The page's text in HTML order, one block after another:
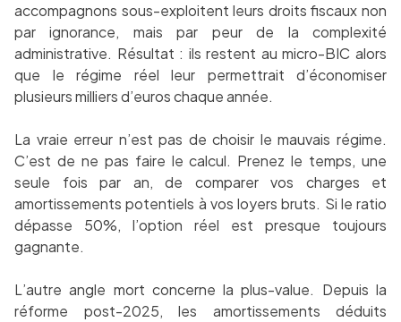
accompagnons sous-exploitent leurs droits fiscaux non
par ignorance, mais par peur de la complexité
administrative. Résultat : ils restent au micro-BIC alors
que le régime réel leur permettrait d’économiser
plusieurs milliers d’euros chaque année.
La vraie erreur n’est pas de choisir le mauvais régime.
C’est de ne pas faire le calcul. Prenez le temps, une
seule fois par an, de comparer vos charges et
amortissements potentiels à vos loyers bruts. Si le ratio
dépasse 50%, l’option réel est presque toujours
gagnante.
L’autre angle mort concerne la plus-value. Depuis la
réforme post-2025, les amortissements déduits